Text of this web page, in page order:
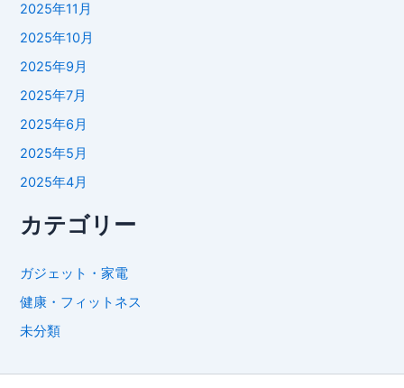
2025年11月
2025年10月
2025年9月
2025年7月
2025年6月
2025年5月
2025年4月
カテゴリー
ガジェット・家電
健康・フィットネス
未分類